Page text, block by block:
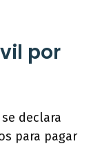
por
declara
para pagar